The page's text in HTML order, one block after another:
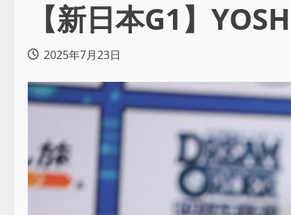
【新日本G1】
2025年7月23日